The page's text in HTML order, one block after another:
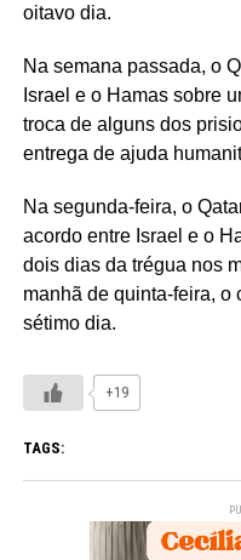
oitavo dia.
Na semana passada, o
Israel e o Hamas sobre
troca de alguns dos
entrega de ajuda
Na segunda-feira, o
acordo entre Israel e o
dois dias da trégua nos
manhã de quinta-feira, o
sétimo dia.
+19
TAGS: